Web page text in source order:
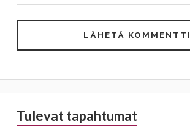
Sivupalkki
Tulevat tapahtumat